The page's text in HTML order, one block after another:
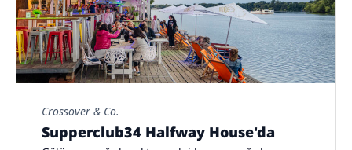
Crossover & Co.
Supperclub34 Halfway House'da